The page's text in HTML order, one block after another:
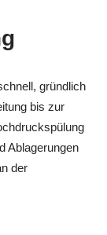
gründlich
bis zur
Ablagerungen
der